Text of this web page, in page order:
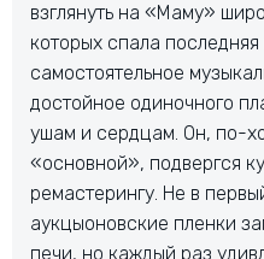
взглянуть на «Маму»
которых спала
самостоятельное
достойное одиночного
ушам и сердцам. Он, по-
«основной», подвергся
ремастерингу. Не в
аукцыоновские пленки
печи, но каждый раз